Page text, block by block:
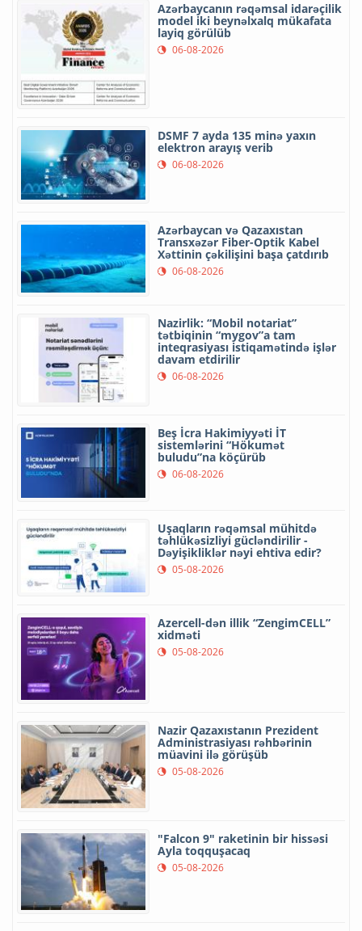
Azərbaycanın rəqəmsal idarəçilik
model iki beynəlxalq mükafata
layiq görülüb
06-08-2026
DSMF 7 ayda 135 minə yaxın
elektron arayış verib
06-08-2026
Azərbaycan və Qazaxıstan
Transxəzər Fiber-Optik Kabel
Xəttinin çəkilişini başa çatdırıb
06-08-2026
Nazirlik: “Mobil notariat”
tətbiqinin “mygov”a tam
inteqrasiyası istiqamətində işlər
davam etdirilir
06-08-2026
Beş İcra Hakimiyyəti İT
sistemlərini “Hökumət
buludu”na köçürüb
06-08-2026
Uşaqların rəqəmsal mühitdə
təhlükəsizliyi gücləndirilir -
Dəyişikliklər nəyi ehtiva edir?
05-08-2026
Azercell-dən illik “ZengimCELL”
xidməti
05-08-2026
Nazir Qazaxıstanın Prezident
Administrasiyası rəhbərinin
müavini ilə görüşüb
05-08-2026
"Falcon 9" raketinin bir hissəsi
Ayla toqquşacaq
05-08-2026